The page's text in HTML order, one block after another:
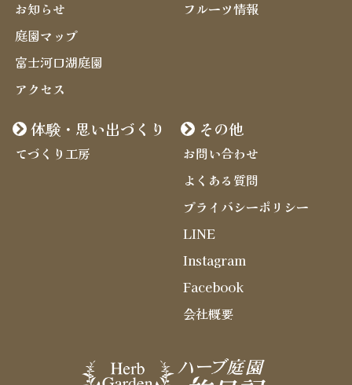
お知らせ
庭園マップ
富士河口湖庭園
アクセス
フルーツ情報
体験・思い出づくり
てづくり工房
その他
お問い合わせ
よくある質問
プライバシーポリシー
LINE
Instagram
Facebook
会社概要